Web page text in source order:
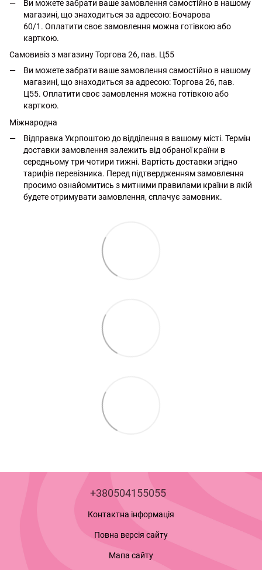
Ви можете забрати ваше замовлення самостійно в нашому
магазині, що знаходиться за адресою: Бочарова
60/1. Оплатити своє замовлення можна готівкою або
карткою.
Самовивіз з магазину Торгова 26, пав. Ц55
Ви можете забрати ваше замовлення самостійно в нашому
магазині, що знаходиться за адресою: Торгова 26, пав.
Ц55. Оплатити своє замовлення можна готівкою або
карткою.
Міжнародна
Відправка Укрпоштою до відділення в вашому місті. Термін
доставки замовлення залежить від обраної країни в
середньому три-чотири тижні. Вартість доставки згідно
тарифів перевізника. Перед підтвердженням замовлення
просимо ознайомитись з митними правилами країни в якій
будете отримувати замовлення, сплачує замовник.
+380504155055
Контактна інформація
Повна версія сайту
Мапа сайту